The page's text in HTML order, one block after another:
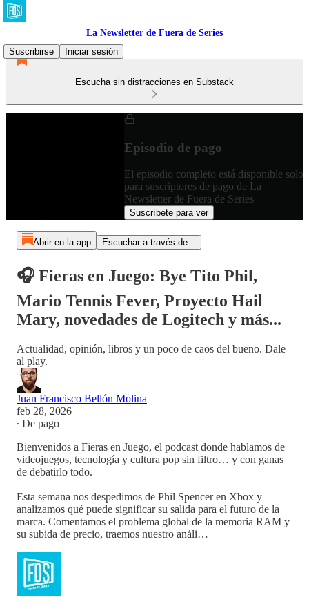
La Newsletter de Fuera de Series
Suscribirse
Iniciar sesión
Escucha sin distracciones en Substack
Episodio de pago
El episodio completo está disponible solo
para suscriptores de pago de La
Newsletter de Fuera de Series
Suscríbete para ver
Abrir en la app Escuchar a través de...
🎧 Fieras en Juego: Bye Tito Phil,
Mario Tennis Fever, Proyecto Hail
Mary, novedades de Logitech y más...
Actualidad, opinión, libros y un poco de caos del bueno. Dale
al play.
Juan Francisco Bellón Molina
feb 28, 2026
∙ De pago
Bienvenidos a Fieras en Juego, el podcast donde hablamos de
videojuegos, tecnología y cultura pop sin filtro… y con ganas
de debatirlo todo.
Esta semana nos despedimos de Phil Spencer en Xbox y
analizamos qué puede significar su salida para el futuro de la
marca. Comentamos el problema global de la memoria RAM y
su subida de precio, traemos nuestro análi…